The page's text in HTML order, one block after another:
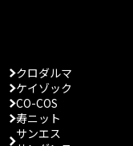
クロダルマ
ケイゾック
CO-COS
寿ニット
サンエス